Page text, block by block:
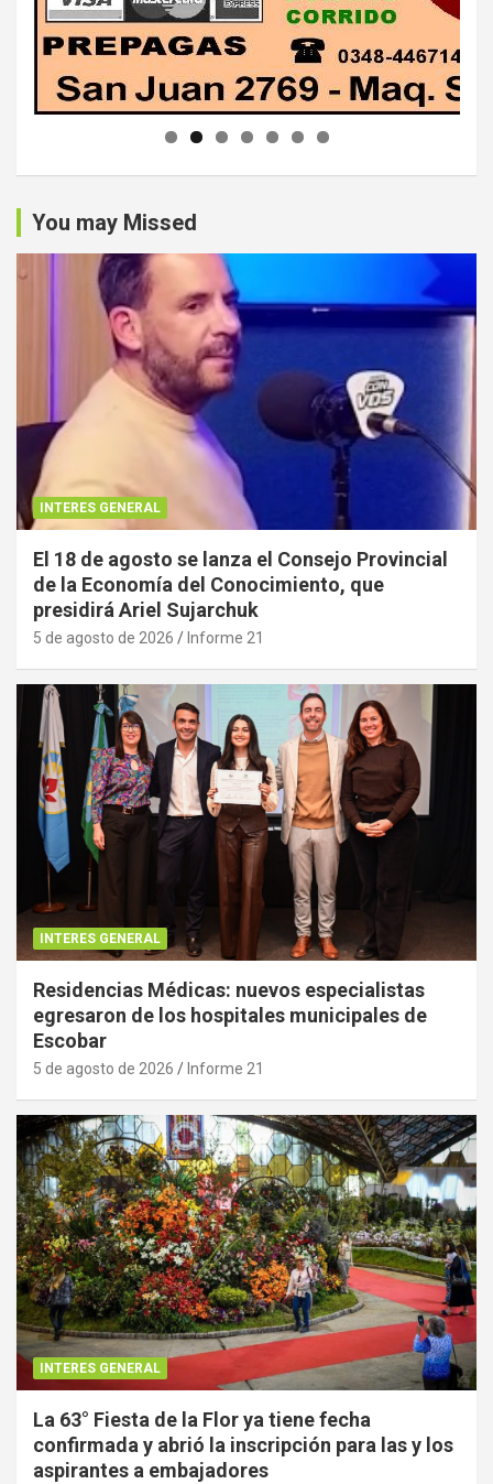
You may Missed
INTERES GENERAL
El 18 de agosto se lanza el Consejo Provincial
de la Economía del Conocimiento, que
presidirá Ariel Sujarchuk
5 de agosto de 2026 Informe 21
INTERES GENERAL
Residencias Médicas: nuevos especialistas
egresaron de los hospitales municipales de
Escobar
5 de agosto de 2026 Informe 21
INTERES GENERAL
La 63° Fiesta de la Flor ya tiene fecha
confirmada y abrió la inscripción para las y los
aspirantes a embajadores